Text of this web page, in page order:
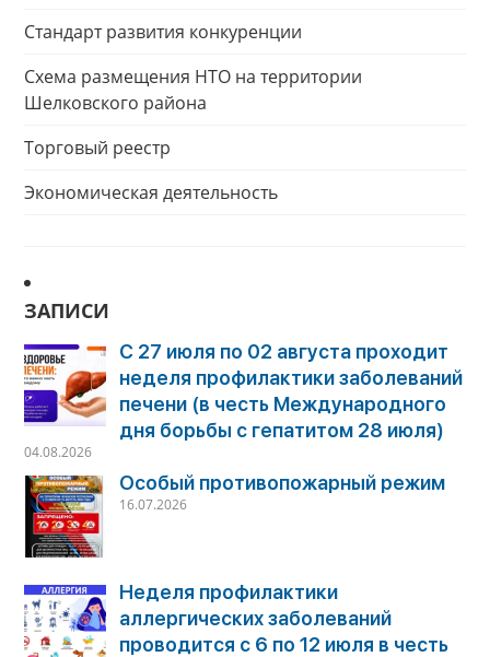
Стандарт развития конкуренции
Схема размещения НТО на территории
Шелковского района
Торговый реестр
Экономическая деятельность
ЗАПИСИ
С 27 июля по 02 августа проходит
неделя профилактики заболеваний
печени (в честь Международного
дня борьбы с гепатитом 28 июля)
04.08.2026
Особый противопожарный режим
16.07.2026
Неделя профилактики
аллергических заболеваний
проводится с 6 по 12 июля в честь